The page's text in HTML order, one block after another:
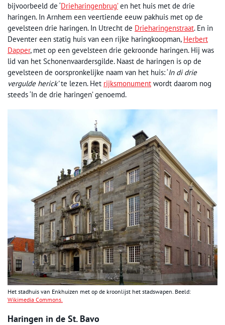
bijvoorbeeld de ‘Drieharingenbrug’en het huis met de drie
haringen. In Arnhem een veertiende eeuw pakhuis met op de
gevelsteen drie haringen. In Utrecht de Drieharingenstraat. En in
Deventer een statig huis van een rijke haringkoopman, Herbert
Dapper, met op een gevelsteen drie gekroonde haringen. Hij was
lid van het Schonenvaardersgilde. Naast de haringen is op de
gevelsteen de oorspronkelijke naam van het huis: ‘In di drie
vergulde herick’te lezen. Het rijksmonument wordt daarom nog
steeds ‘In de drie haringen’ genoemd.
Het stadhuis van Enkhuizen met op de kroonlijst het stadswapen. Beeld:
Wikimedia Commons.
Haringen in de St. Bavo